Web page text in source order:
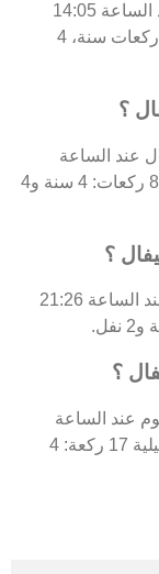
يبدأ وقت صلاة الظهر سان جوين برونيفال عند الساعة 14:05
وينتهي 18:07. تشمل صلاة الظهر 12 ركعة: 4 ركعات سنة، 4
؟
عند الساعة
18:07 وينتهي عند المغرب. تشمل هذه الصلاة 8 ركعات: 4 سنة و4
؟
يبدأ وقت صلاة المغرب سان جوين برونيفال عند الساعة 21:26
؟
عند الساعة
22:57 وينتهي عند الفجر. تشمل هذه الصلاة الليلية 17 ركعة: 4